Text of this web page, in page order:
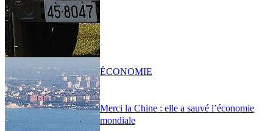
Merci la Chine : elle a sauvé l’économie
mondiale
ÉCONOMIE